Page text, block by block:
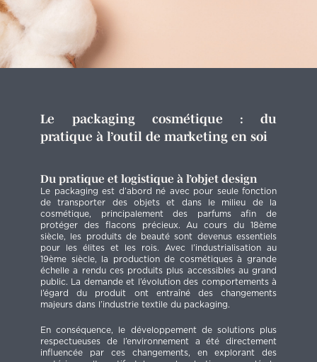
Le packaging cosmétique : du
pratique à l’outil de marketing en soi
Du pratique et logistique à l’objet design
Le packaging est d’abord né avec pour seule fonction
de transporter des objets et dans le milieu de la
cosmétique, principalement des parfums afin de
protéger des flacons précieux. Au cours du 18ème
siècle, les produits de beauté sont devenus essentiels
pour les élites et les rois. Avec l’industrialisation au
19ème siècle, la production de cosmétiques à grande
échelle a rendu ces produits plus accessibles au grand
public. La demande et l’évolution des comportements à
l’égard du produit ont entraîné des changements
majeurs dans l’industrie textile du packaging.
En conséquence, le développement de solutions plus
respectueuses de l’environnement a été directement
influencée par ces changements, en explorant des